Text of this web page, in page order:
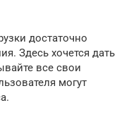
достаточно
Здесь хочется дать
все свои
могут